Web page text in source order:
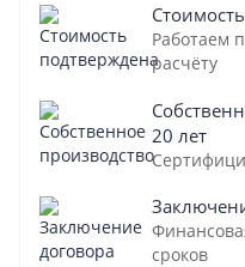
Работаем
расчёту
20 лет
сроков